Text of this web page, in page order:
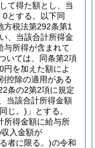
て得た額とし、当
とする。以下同
方税法第292条第1
、当該合計所得金
与所得が含まれて
いては、同条第2項
を加えた額によ
控除の適用がある
条の2第2項に規定
当該合計所得金額
じ。) 」とする。
所得金額に給与所
入金額が
者に限る。)の令和